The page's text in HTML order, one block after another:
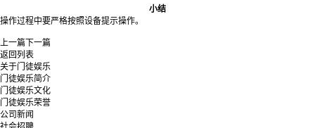
小结
操作过程中要严格按照设备提示操作。
上一篇下一篇
返回列表
关于门徒娱乐
门徒娱乐简介
门徒娱乐文化
门徒娱乐荣誉
公司新闻